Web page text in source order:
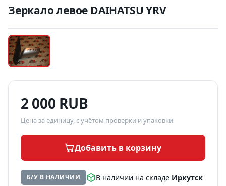
Зеркало левое DAIHATSU YRV
Б/У В НАЛИЧИИ
Наведите для увеличения
2 000 RUB
Цена за единицу, с учётом проверки и упаковки
Добавить в корзину
Б/У В НАЛИЧИИ В наличии на складе Иркутск